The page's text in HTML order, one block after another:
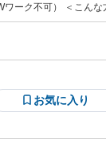
・金9:00～17:30 火・
談に 乗ることも可能
んど定時にお仕事が終
可） 自分らしく働け
的にコミュニケーションが
お気に入り